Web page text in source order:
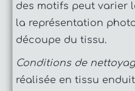
des motifs peut varier
la représentation
découpe du tissu.
Conditions de
réalisée en tissu